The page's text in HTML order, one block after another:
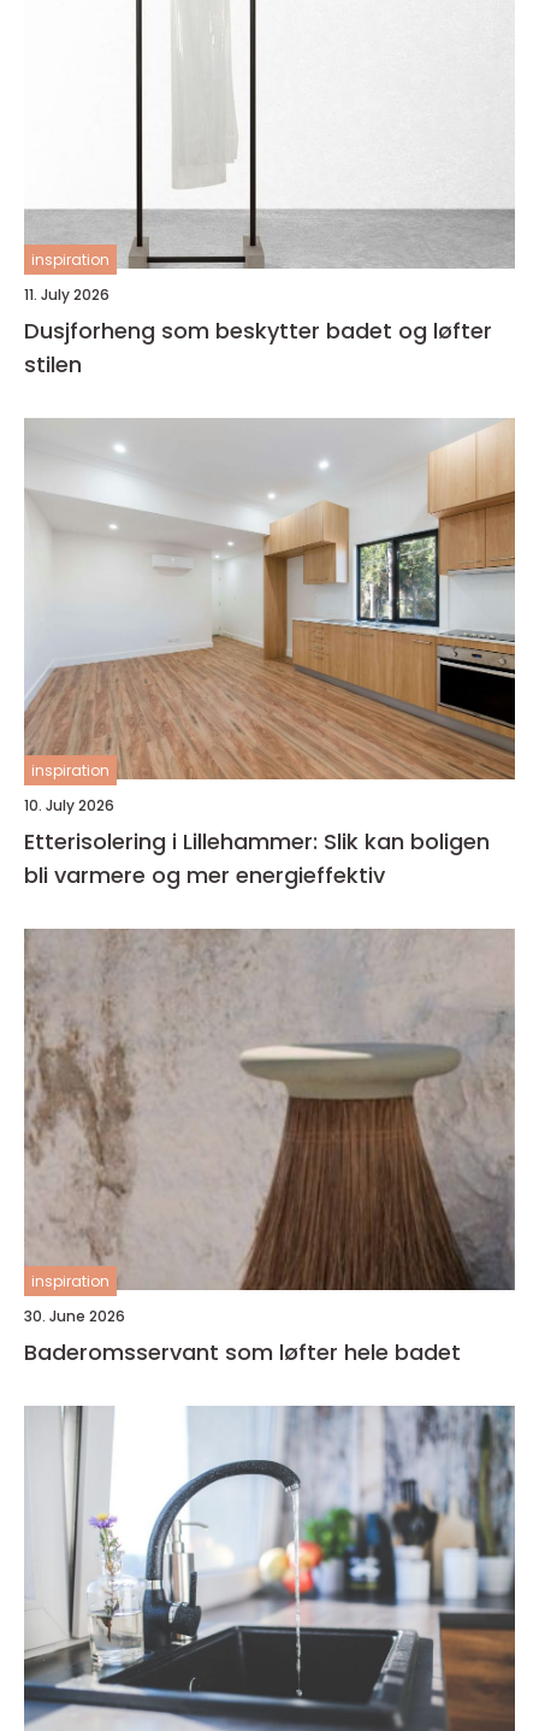
inspiration
11. July 2026
Dusjforheng som beskytter badet og løfter
stilen
inspiration
10. July 2026
Etterisolering i Lillehammer: Slik kan boligen
bli varmere og mer energieffektiv
inspiration
30. June 2026
Baderomsservant som løfter hele badet